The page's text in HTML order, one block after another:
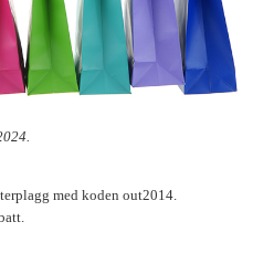
med koden out2014.